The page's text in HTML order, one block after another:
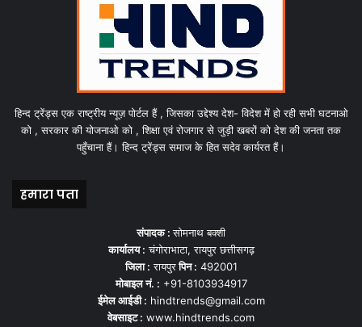
हिन्द ट्रेंड्स एक राष्ट्रीय न्यूज़ पोर्टल हैं , जिसका उद्देश्य देश- विदेश में हो रही सभी घटनाओ
को , सरकार की योजनाओ को , शिक्षा एवं रोजगार से जुड़ी खबरों को देश की जनता तक
पहुँचाना हैं। हिन्द ट्रेंड्स समाज के हित सदेव कार्यरत हैं।
हमारा पता
संपादक :सोमनाथ बक्शी
कार्यालय : चंगोराभाटा, रायपुर छत्तीसगढ़
जिला : रायपुरपिन : 492001
मोबाइल नं. : +91-8103934917
ईमेल आईडी : hindtrends@gmail.com
वेबसाइट : www.hindtrends.com